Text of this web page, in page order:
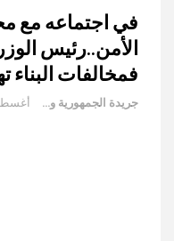
في اجتماعه مع
الأمن..رئيس
فمخالفات البناء
جريدة الجمهورية والعالم أغسطس